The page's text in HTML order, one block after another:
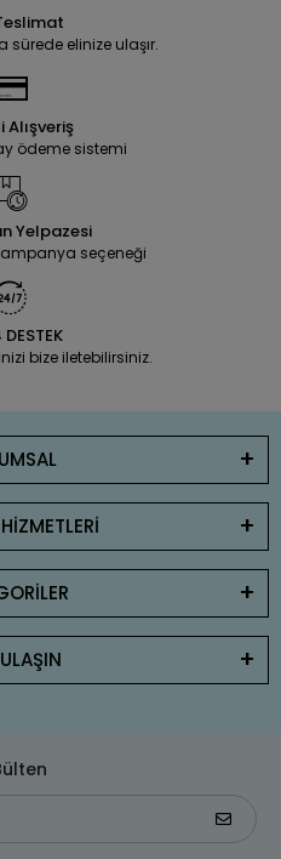
sürede elinize ulaşır.
Alışveriş
ödeme sistemi
Yelpazesi
seçeneği
bize iletebilirsiniz.